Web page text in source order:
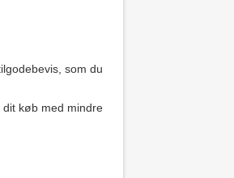
som du
køb med mindre